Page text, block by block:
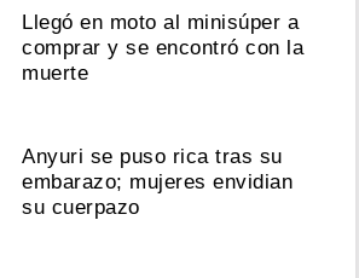
Llegó en moto al minisúper a
comprar y se encontró con la
muerte
Anyuri se puso rica tras su
embarazo; mujeres envidian
su cuerpazo